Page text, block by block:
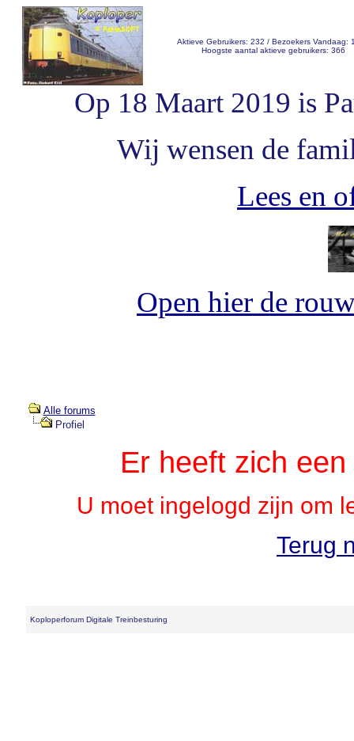
Aktieve Gebruikers: 232 / Bezoekers Vandaag:
Hoogste aantal aktieve gebruikers: 366
Op 18 Maart 2019 is
Wij wensen de
Lees en
Open hier de
Alle forums
Profiel
Er heeft zich
U moet ingelogd zijn om
Terug
Koploperforum Digitale Treinbesturing